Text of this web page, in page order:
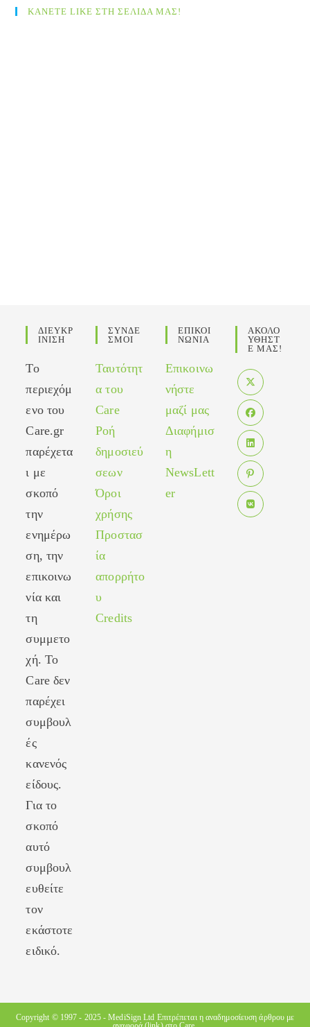
ΚΑΝΕΤΕ LIKE ΣΤΗ ΣΕΛΙΔΑ ΜΑΣ!
ΔΙΕΥΚΡ
ΙΝΙΣΗ
Το
περιεχόμ
ενο του
Care.gr
παρέχετα
ι με
σκοπό
την
ενημέρω
ση, την
επικοινω
νία και
τη
συμμετο
χή. Το
Care δεν
παρέχει
συμβουλ
ές
κανενός
είδους.
Για το
σκοπό
αυτό
συμβουλ
ευθείτε
τον
εκάστοτε
ειδικό.
ΣΥΝΔΕ
ΣΜΟΙ
Ταυτότητ
α του
Care
Ροή
δημοσιεύ
σεων
Όροι
χρήσης
Προστασ
ία
απορρήτο
υ
Credits
ΕΠΙΚΟΙ
ΝΩΝΙΑ
Επικοινω
νήστε
μαζί μας
Διαφήμισ
η
NewsLett
er
ΑΚΟΛΟ
ΥΘΗΣΤ
Ε ΜΑΣ!
Opens
in
a
new
tab
Opens
in
a
new
tab
Opens
in
a
new
Opens
in
Copyright © 1997 - 2025 -MediSign Ltd Επιτρέπεται η αναδημοσίευση άρθρου με